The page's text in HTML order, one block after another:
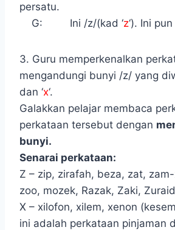
persatu.
G: Ini /z/(kad ‘z‘). Ini
3. Guru memperkenalkan
mengandungi bunyi /z/ yang
dan ‘x‘.
Galakkan pelajar membaca
perkataan tersebut dengan
bunyi.
Senarai perkataan:
Z – zip, zirafah, beza, zat,
zoo, mozek, Razak, Zaki,
X – xilofon, xilem, xenon
ini adalah perkataan pinjaman